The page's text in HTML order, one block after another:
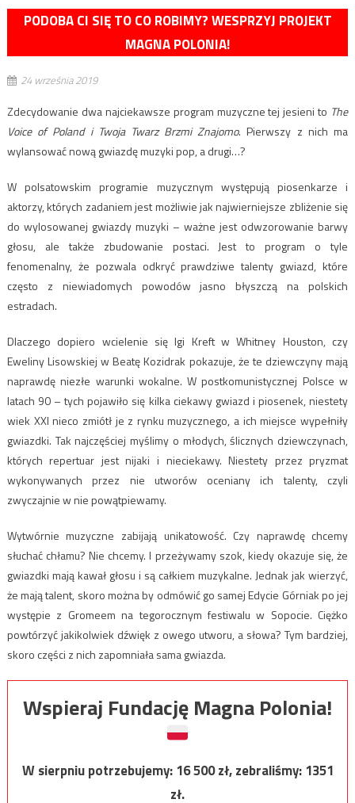
PODOBA CI SIĘ TO CO ROBIMY? WESPRZYJ PROJEKT
MAGNA POLONIA!
24 września 2019
Zdecydowanie dwa najciekawsze program muzyczne tej jesieni to The
Voice of Poland i Twoja Twarz Brzmi Znajomo. Pierwszy z nich ma
wylansować nową gwiazdę muzyki pop, a drugi…?
W polsatowskim programie muzycznym występują piosenkarze i
aktorzy, których zadaniem jest możliwie jak najwierniejsze zbliżenie się
do wylosowanej gwiazdy muzyki – ważne jest odwzorowanie barwy
głosu, ale także zbudowanie postaci. Jest to program o tyle
fenomenalny, że pozwala odkryć prawdziwe talenty gwiazd, które
często z niewiadomych powodów jasno błyszczą na polskich
estradach.
Dlaczego dopiero wcielenie się Igi Kreft w Whitney Houston, czy
Eweliny Lisowskiej w Beatę Kozidrak pokazuje, że te dziewczyny mają
naprawdę niezłe warunki wokalne. W postkomunistycznej Polsce w
latach 90 – tych pojawiło się kilka ciekawy gwiazd i piosenek, niestety
wiek XXI nieco zmiótł je z rynku muzycznego, a ich miejsce wypełniły
gwiazdki. Tak najczęściej myślimy o młodych, ślicznych dziewczynach,
których repertuar jest nijaki i nieciekawy. Niestety przez pryzmat
wykonywanych przez nie utworów oceniany ich talenty, czyli
zwyczajnie w nie powątpiewamy.
Wytwórnie muzyczne zabijają unikatowość. Czy naprawdę chcemy
słuchać chłamu? Nie chcemy. I przeżywamy szok, kiedy okazuje się, że
gwiazdki mają kawał głosu i są całkiem muzykalne. Jednak jak wierzyć,
że mają talent, skoro można by odmówić go samej Edycie Górniak po jej
występie z Gromeem na tegorocznym festiwalu w Sopocie. Ciężko
powtórzyć jakikolwiek dźwięk z owego utworu, a słowa? Tym bardziej,
skoro części z nich zapomniała sama gwiazda.
Wspieraj Fundację Magna Polonia!
W sierpniu potrzebujemy:16 500zł, zebraliśmy:1351
zł.